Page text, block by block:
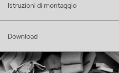
Istruzioni di montaggio
Download